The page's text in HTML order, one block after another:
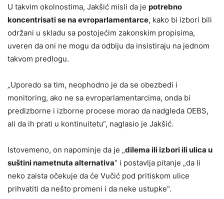
U takvim okolnostima, Jakšić misli da je potrebno
koncentrisati se na evroparlamentarce, kako bi izbori bili
održani u skladu sa postojećim zakonskim propisima,
uveren da oni ne mogu da odbiju da insistiraju na jednom
takvom predlogu.
„Uporedo sa tim, neophodno je da se obezbedi i
monitoring, ako ne sa evroparlamentarcima, onda bi
predizborne i izborne procese morao da nadgleda OEBS,
ali da ih prati u kontinuitetu“, naglasio je Jakšić.
Istovemeno, on napominje da je „dilema ili izbori ili ulica u
suštini nametnuta alternativa“ i postavlja pitanje „da li
neko zaista očekuje da će Vučić pod pritiskom ulice
prihvatiti da nešto promeni i da neke ustupke“.